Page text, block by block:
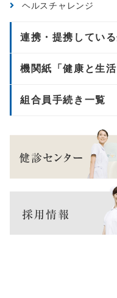
ヘルスチャレンジ
連携・提携してい
機関紙「健康と生活
組合員手続き一覧